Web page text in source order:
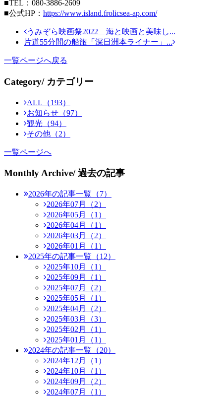
■TEL：080-3886-2609
■公式HP： https://www.island.frolicsea-ap.com/
うみぞら映画祭2022 海と映画と美味し...
片道55分間の船旅「深日洲本ライナー」...
一覧ページへ戻る
Category/ カテゴリー
ALL（193）
お知らせ（97）
観光（94）
その他（2）
一覧ページへ
Monthly Archive/ 過去の記事
2026年の記事一覧（7）
2026年07月（2）
2026年05月（1）
2026年04月（1）
2026年03月（2）
2026年01月（1）
2025年の記事一覧（12）
2025年10月（1）
2025年09月（1）
2025年07月（2）
2025年05月（1）
2025年04月（2）
2025年03月（3）
2025年02月（1）
2025年01月（1）
2024年の記事一覧（20）
2024年12月（1）
2024年10月（1）
2024年09月（2）
2024年07月（1）